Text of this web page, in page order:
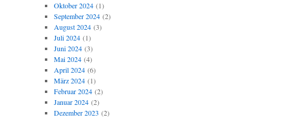
Oktober 2024(1)
September 2024(2)
August 2024(3)
Juli 2024(1)
Juni 2024(3)
Mai 2024(4)
April 2024(6)
März 2024(1)
Februar 2024(2)
Januar 2024(2)
Dezember 2023 (2)